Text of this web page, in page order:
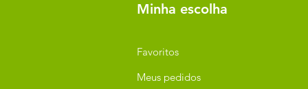
Minha escolha
Favoritos
Meus pedidos